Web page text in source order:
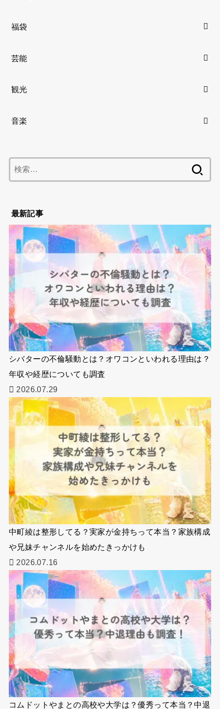
福袋
芸能
観光
音楽
索:
最新記事
シバターの不倫騒動とは？オワコンといわれる理由は？
年収や経歴についても調査
2026.07.29
中町綾は整形してる？実家が金持ちって本当？家族構成
や兄妹チャンネルを始めたきっかけも
2026.07.16
コムドットやまとの高校や大学は？優秀って本当？中退